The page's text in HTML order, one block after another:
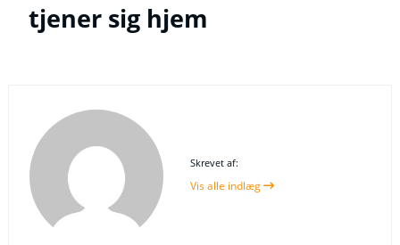
tjener sig hjem
Skrevet af:
Vis alle indlæg